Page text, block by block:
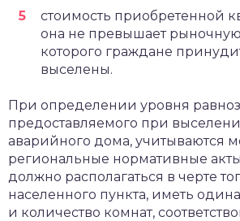
стоимость приобретенной
она не превышает
которого граждане
выселены.
При определении уровня
предоставляемого при
аварийного дома, учитываются
региональные нормативные
должно располагаться в черте
населенного пункта, иметь
и количество комнат,